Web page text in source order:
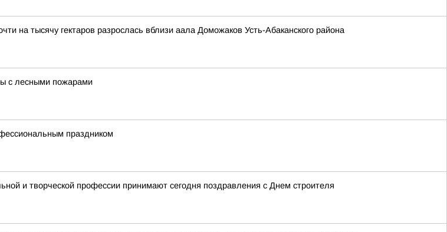
на тысячу гектаров разрослась вблизи аала Доможаков Усть-Абаканского района
с лесными пожарами
праздником
и творческой профессии принимают сегодня поздравления с Днем строителя